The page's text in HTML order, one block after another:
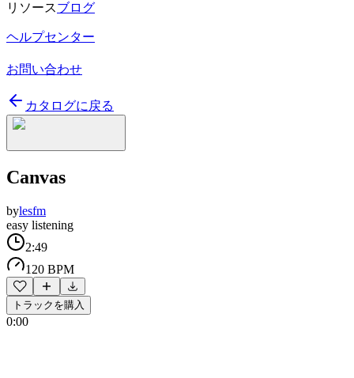
リソースブログ
ヘルプセンター
お問い合わせ
カタログに戻る
Canvas
bylesfm
easy listening
2:49
120 BPM
トラックを購入
0:00